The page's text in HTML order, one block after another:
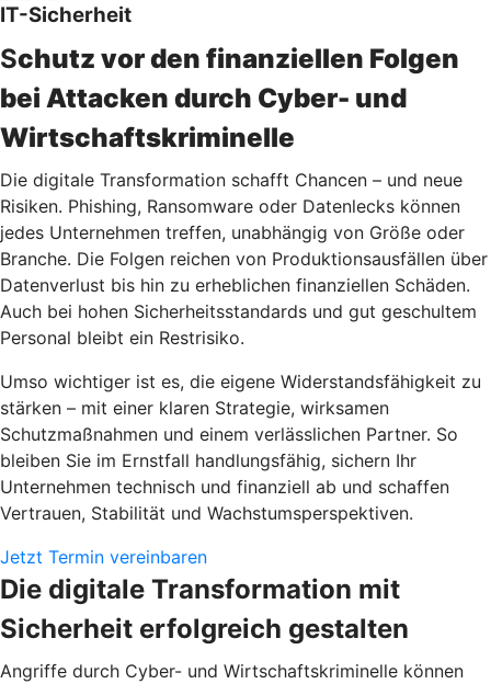
IT-Sicherheit
Schutz vor den finanziellen Folgen
bei Attacken durch Cyber- und
Wirtschaftskriminelle
Die digitale Transformation schafft Chancen – und neue
Risiken. Phishing, Ransomware oder Datenlecks können
jedes Unternehmen treffen, unabhängig von Größe oder
Branche. Die Folgen reichen von Produktionsausfällen über
Datenverlust bis hin zu erheblichen finanziellen Schäden.
Auch bei hohen Sicherheitsstandards und gut geschultem
Personal bleibt ein Restrisiko.
Umso wichtiger ist es, die eigene Widerstandsfähigkeit zu
stärken – mit einer klaren Strategie, wirksamen
Schutzmaßnahmen und einem verlässlichen Partner. So
bleiben Sie im Ernstfall handlungsfähig, sichern Ihr
Unternehmen technisch und finanziell ab und schaffen
Vertrauen, Stabilität und Wachstumsperspektiven.
Jetzt Termin vereinbaren
Die digitale Transformation mit
Sicherheit erfolgreich gestalten
Angriffe durch Cyber- und Wirtschaftskriminelle können